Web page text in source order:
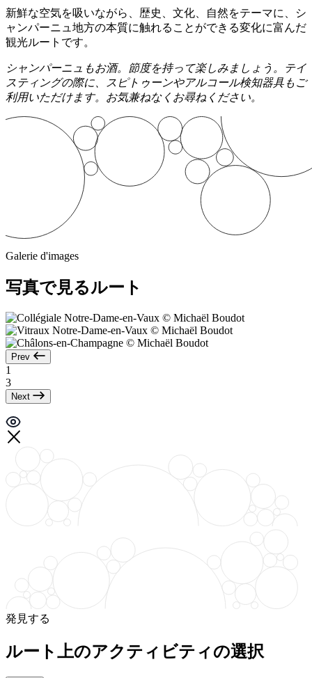
新鮮な空気を吸いながら、歴史、文化、自然をテーマに、シ
ャンパーニュ地方の本質に触れることができる変化に富んだ
観光ルートです。
シャンパーニュもお酒。節度を持って楽しみましょう。テイ
スティングの際に、スピトゥーンやアルコール検知器具もご
利用いただけます。お気兼ねなくお尋ねください。
Galerie d'images
写真で見るルート
Prev
1
3
Next
発見する
ルート上のアクティビティの選択